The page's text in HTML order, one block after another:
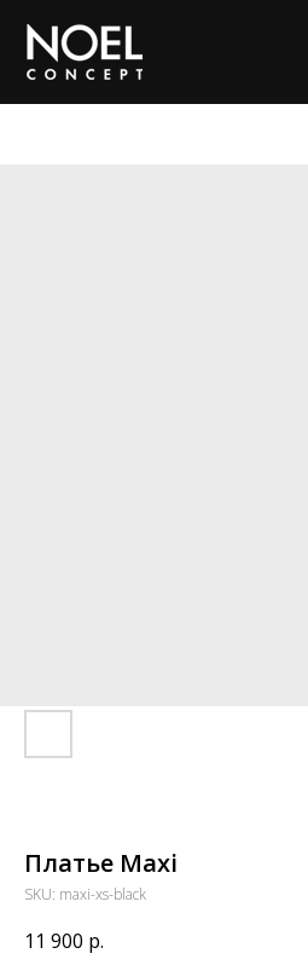
Платье Maxi
SKU: maxi-xs-black
11 900 р.